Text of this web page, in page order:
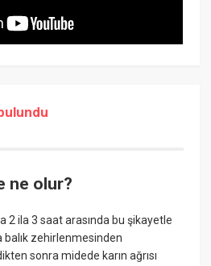
ne olur?
2 ila 3 saat arasında bu şikayetle
balık zehirlenmesinden
sonra midede karın ağrısı